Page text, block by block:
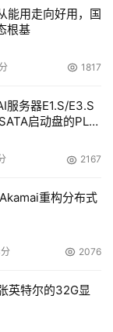
能用走向好用，国
根基
1817
服务器E1.S/E3.S
启动盘的PLP
2167
重构分布式
2076
英特尔的32G显